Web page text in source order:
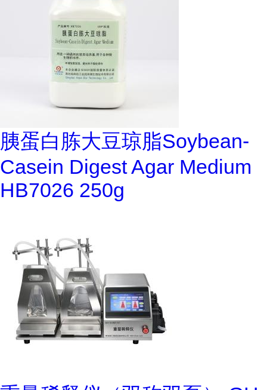
胰蛋白胨大豆琼脂Soybean-
Casein Digest Agar Medium
HB7026 250g